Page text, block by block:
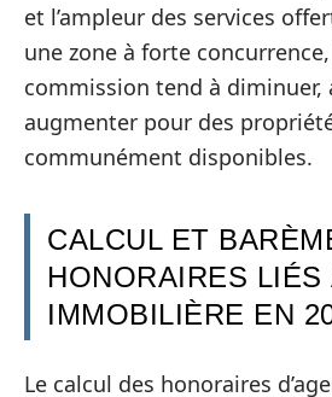
et l’ampleur des services
une zone à forte
commission tend à diminuer,
augmenter pour des
communément disponibles.
CALCUL ET
HONORAIRES LIÉS
IMMOBILIÈRE EN
Le calcul des honoraires